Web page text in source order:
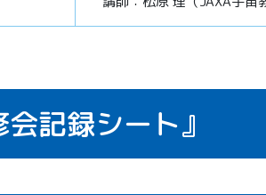
会記録シート』